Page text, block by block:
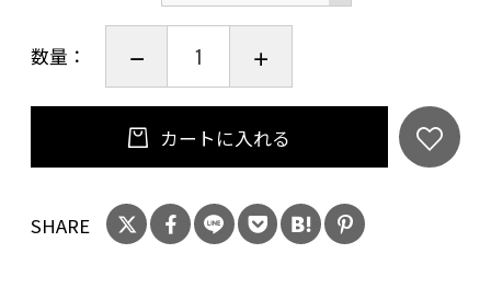
数量：
カートに入れる
SHARE